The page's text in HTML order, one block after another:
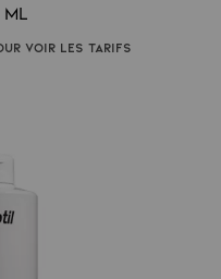
ml
voir les tarifs